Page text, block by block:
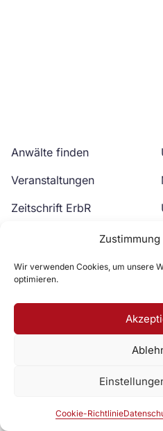
Wir verwenden Cookies, um unsere
optimieren.
Cookie-Richtlinie
Anwälte finden
Veranstaltungen
Zeitschrift ErbR
Zur DAV